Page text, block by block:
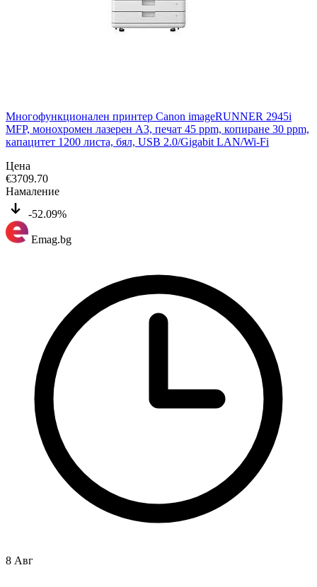
Многофункционален принтер Canon imageRUNNER 2945i
MFP, монохромен лазерен A3, печат 45 ppm, копиране 30 ppm,
капацитет 1200 листа, бял, USB 2.0/Gigabit LAN/Wi‑Fi
Цена
€3709.70
Намаление
-52.09%
Emag.bg
8 Авг